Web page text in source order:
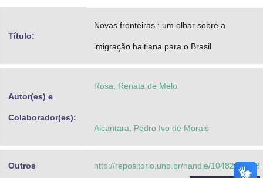
Gabinete de Segurança Institucional
Advocacia-Geral da União
Título:
Novas fronteiras : um olhar sobre a
imigração haitiana para o Brasil
Autor(es) e
Colaborador(es):
Rosa, Renata de Melo
Alcantara, Pedro Ivo de Morais
Outros http://repositorio.unb.br/handle/10482/16518